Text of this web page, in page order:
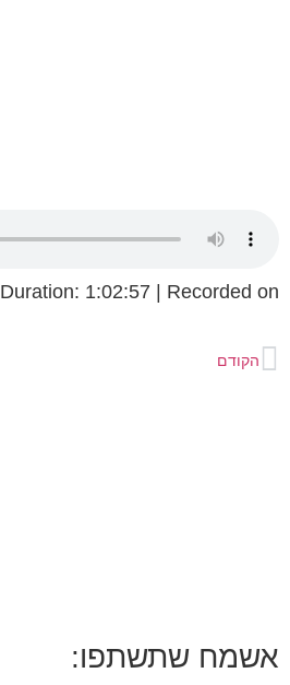
Duration: 1:02:57 Recorded on מרץ 30, 2022
הקודם
אשמח שתשתפו: